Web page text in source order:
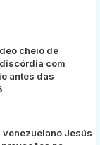
cheio de
com
antes das
Jesús